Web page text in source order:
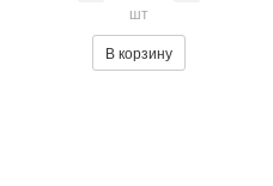
шт
В корзину